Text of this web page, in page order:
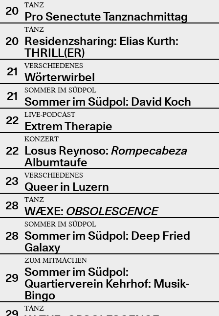
20
TANZ
Pro Senectute Tanznachmittag
20
TANZ
Residenzsharing: Elias Kurth:
THRILL(ER)
21
VERSCHIEDENES
Wörterwirbel
21
SOMMER IM SÜDPOL
Sommer im Südpol: David Koch
22
LIVE-PODCAST
Extrem Therapie
22
KONZERT
Losus Reynoso: Rompecabeza
Albumtaufe
23
VERSCHIEDENES
Queer in Luzern
28
TANZ
WÆXE: OBSOLESCENCE
28
SOMMER IM SÜDPOL
Sommer im Südpol: Deep Fried
Galaxy
29
ZUM MITMACHEN
Sommer im Südpol:
Quartierverein Kehrhof: Musik-
Bingo
TANZ